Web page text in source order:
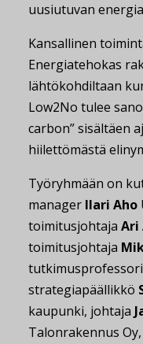
uusiutuvan
Kansallinen
Energiatehokas
lähtökohdiltaan
Low2No tulee
carbon” sisältäen
hiilettömästä
Työryhmään on
manager Ilari Aho
toimitusjohtaja Ari
toimitusjohtaja
tutkimusprofessori
strategiapäällikkö
kaupunki, johtaja
Talonrakennus